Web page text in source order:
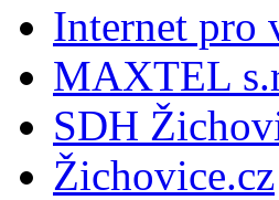
Internet pro
MAXTEL
SDH
Žichovice.cz